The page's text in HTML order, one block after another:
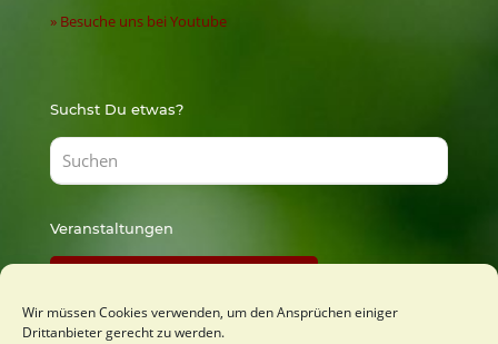
Wir müssen Cookies verwenden, um den Ansprüchen einiger
Drittanbieter gerecht zu werden.
» Besuche uns bei Youtube
Suchst Du etwas?
Veranstaltungen